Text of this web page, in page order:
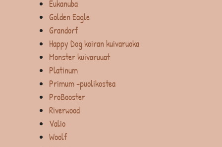
Eukanuba
Golden Eagle
Grandorf
Happy Dog koiran kuivaruoka
Monster kuivaruuat
Platinum
Primum -puolikostea
ProBooster
Riverwood
Valio
Woolf